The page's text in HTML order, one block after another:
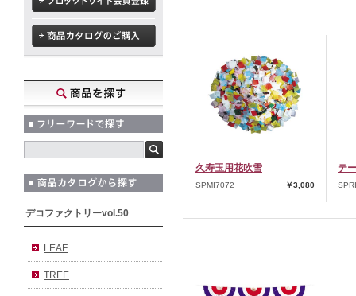
デコファクトリーvol.50
LEAF
TREE
久寿玉用花吹雪
SPMI7072 ￥3,080
テ